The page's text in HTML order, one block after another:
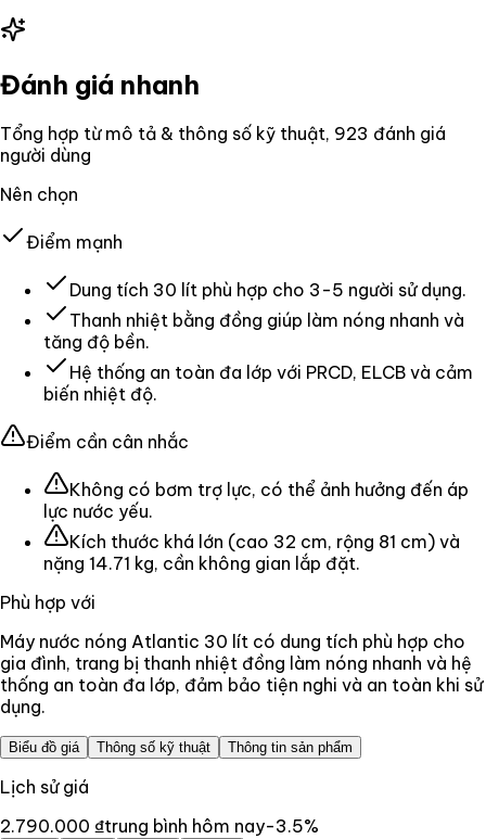
Đánh giá nhanh
Tổng hợp từ mô tả & thông số kỹ thuật, 923 đánh giá
người dùng
Nên chọn
Điểm mạnh
Dung tích 30 lít phù hợp cho 3-5 người sử dụng.
Thanh nhiệt bằng đồng giúp làm nóng nhanh và
tăng độ bền.
Hệ thống an toàn đa lớp với PRCD, ELCB và cảm
biến nhiệt độ.
Điểm cần cân nhắc
Không có bơm trợ lực, có thể ảnh hưởng đến áp
lực nước yếu.
Kích thước khá lớn (cao 32 cm, rộng 81 cm) và
nặng 14.71 kg, cần không gian lắp đặt.
Phù hợp với
Máy nước nóng Atlantic 30 lít có dung tích phù hợp cho
gia đình, trang bị thanh nhiệt đồng làm nóng nhanh và hệ
thống an toàn đa lớp, đảm bảo tiện nghi và an toàn khi sử
dụng.
Biểu đồ giá Thông số kỹ thuật Thông tin sản phẩm
Lịch sử giá
2.790.000 ₫trung bình hôm nay-3.5%